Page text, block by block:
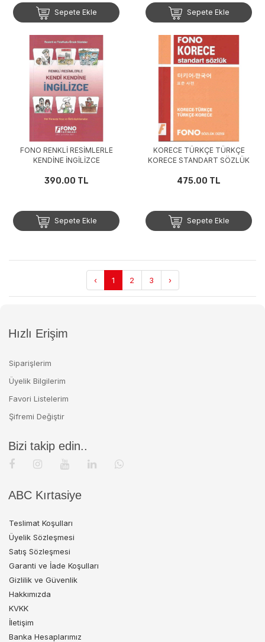
Sepete Ekle Sepete Ekle
FONO RENKLİ RESİMLERLE
KENDİNE İNGİLİZCE
390.00 TL
Sepete Ekle
KORECE TÜRKÇE TÜRKÇE
KORECE STANDART SÖZLÜK
475.00 TL
Sepete Ekle
‹ 1 2 3 ›
Hızlı Erişim
Siparişlerim
Üyelik Bilgilerim
Favori Listelerim
Şifremi Değiştir
Bizi takip edin..
ABC Kırtasiye
Teslimat Koşulları
Üyelik Sözleşmesi
Satış Sözleşmesi
Garanti ve İade Koşulları
Gizlilik ve Güvenlik
Hakkımızda
KVKK
İletişim
Banka Hesaplarımız